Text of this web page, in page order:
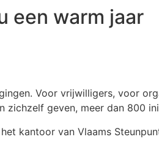
een warm jaar
Voor vrijwilligers, voor
zichzelf geven, meer dan 800
kantoor van Vlaams